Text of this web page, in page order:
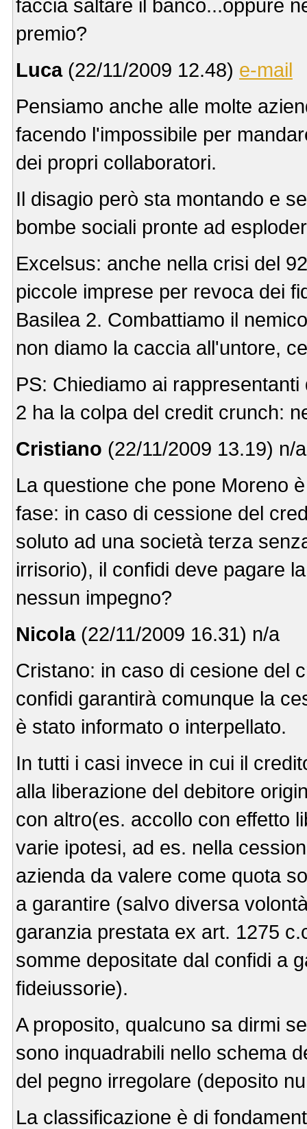
faccia saltare il banco...oppure
premio?
Luca(22/11/2009 12.48) e-mail
Pensiamo anche alle molte
facendo l'impossibile per
dei propri collaboratori.
Il disagio però sta montando e
bombe sociali pronte ad
Excelsus: anche nella crisi del
piccole imprese per revoca dei
Basilea 2. Combattiamo il
non diamo la caccia all'untore,
PS: Chiediamo ai
2 ha la colpa del credit crunch:
Cristiano (22/11/2009 13.19) n/a
La questione che pone Moreno
fase: in caso di cessione del
soluto ad una società terza
irrisorio), il confidi deve pagare
nessun impegno?
Nicola(22/11/2009 16.31) n/a
Cristano: in caso di cesione del
confidi garantirà comunque la
è stato informato o interpellato.
In tutti i casi invece in cui il
alla liberazione del debitore
con altro(es. accollo con effetto
varie ipotesi, ad es. nella
azienda da valere come quota
a garantire (salvo diversa
garanzia prestata ex art. 1275
somme depositate dal confidi a
fideiussorie).
A proposito, qualcuno sa dirmi
sono inquadrabili nello schema
del pegno irregolare (deposito
La classificazione è di